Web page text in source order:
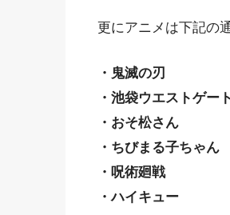
更にアニメは下記の
・鬼滅の刃
・池袋ウエストゲー
・おそ松さん
・ちびまる子ちゃん
・呪術廻戦
・ハイキュー